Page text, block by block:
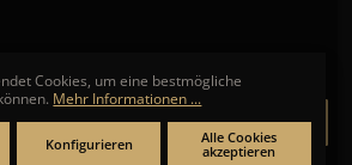
Angebote & Aktionen direkt in Ihr Postfach.
ANMELDEN
Cookies, um eine bestmögliche
Mehr Informationen ...
Konfigurieren
Alle Cookies
akzeptieren